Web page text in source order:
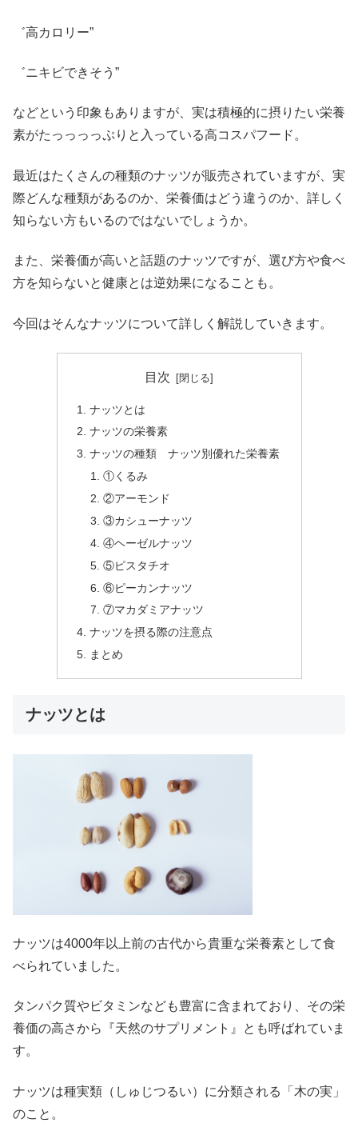
゛高カロリー”
゛ニキビできそう”
などという印象もありますが、実は積極的に摂りたい栄養
素がたっっっっぷりと入っている高コスパフード。
最近はたくさんの種類のナッツが販売されていますが、実
際どんな種類があるのか、栄養価はどう違うのか、詳しく
知らない方もいるのではないでしょうか。
また、栄養価が高いと話題のナッツですが、選び方や食べ
方を知らないと健康とは逆効果になることも。
今回はそんなナッツについて詳しく解説していきます。
目次
ナッツとは
ナッツの栄養素
ナッツの種類 ナッツ別優れた栄養素
①くるみ
②アーモンド
③カシューナッツ
④ヘーゼルナッツ
⑤ピスタチオ
⑥ピーカンナッツ
⑦マカダミアナッツ
ナッツを摂る際の注意点
まとめ
ナッツとは
ナッツは4000年以上前の古代から貴重な栄養素として食
べられていました。
タンパク質やビタミンなども豊富に含まれており、その栄
養価の高さから『天然のサプリメント』とも呼ばれていま
す。
ナッツは種実類（しゅじつるい）に分類される「木の実」
のこと。